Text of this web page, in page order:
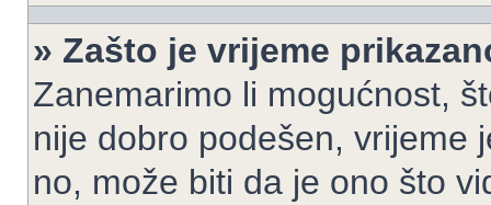
» Zašto je vrijeme
Zanemarimo li mogućnost,
nije dobro podešen, vrijeme
no, može biti da je ono što